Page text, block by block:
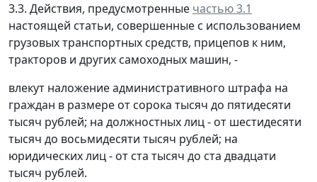
3.3. Действия, предусмотренные частью 3.1
настоящей статьи, совершенные с использованием
грузовых транспортных средств, прицепов к ним,
тракторов и других самоходных машин, -
влекут наложение административного штрафа на
граждан в размере от сорока тысяч до пятидесяти
тысяч рублей; на должностных лиц - от шестидесяти
тысяч до восьмидесяти тысяч рублей; на
юридических лиц - от ста тысяч до ста двадцати
тысяч рублей.